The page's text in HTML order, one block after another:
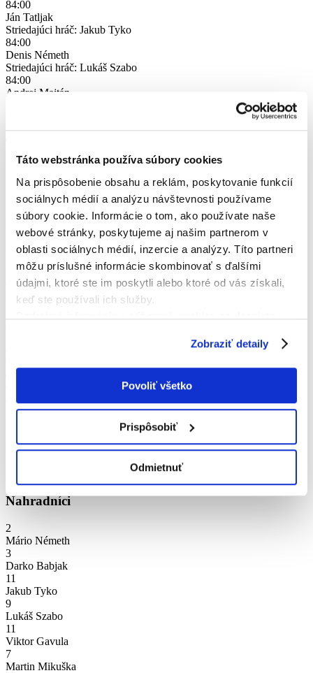
Táto webstránka používa súbory cookies
Na prispôsobenie obsahu a reklám, poskytovanie funkcií
sociálnych médií a analýzu návštevnosti používame
súbory cookie. Informácie o tom, ako používate naše
webové stránky, poskytujeme aj našim partnerom v
oblasti sociálnych médií, inzercie a analýzy. Títo partneri
môžu príslušné informácie skombinovať s ďalšími
údajmi, ktoré ste im poskytli alebo ktoré od vás získali,
keď ste používali ich služby.
Podrobné informácie o súboroch cookies sa dozviete v
Zobraziť detaily
Povoliť všetko
Prispôsobiť
Odmietnuť
84:00
Ján Tatljak
Striedajúci hráč: Jakub Tyko
84:00
Denis Németh
Striedajúci hráč: Lukáš Szabo
84:00
Andrej Majtán
Koniec19:17
DOMÁCI
Základná zostava
Mário Kaličák
Miroslav Tatljak
Dušan Vangel
Lukáš Baďo
Andrej Bžoch
Ján Pauhof
10
Mário Szücs
Nahradníci
2
Mário Németh
3
Darko Babjak
11
Jakub Tyko
9
Lukáš Szabo
11
Viktor Gavula
7
Martin Mikuška